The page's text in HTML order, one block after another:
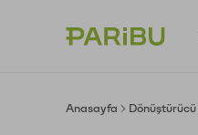
Anasayfa Dönüştürücü